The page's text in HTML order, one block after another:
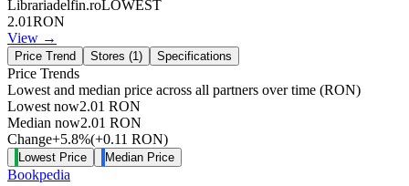
Librariadelfin.roLOWEST
2.01RON
View →
Price Trend Stores (1) Specifications
Price Trends
Lowest and median price across all partners over time (RON)
Lowest now2.01 RON
Median now2.01 RON
Change+5.8%(+0.11 RON)
Lowest Price Median Price
Bookpedia